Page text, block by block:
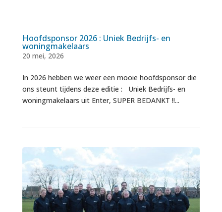
Hoofdsponsor 2026 : Uniek Bedrijfs- en
woningmakelaars
20 mei, 2026
In 2026 hebben we weer een mooie hoofdsponsor die
ons steunt tijdens deze editie : Uniek Bedrijfs- en
woningmakelaars uit Enter, SUPER BEDANKT !!...